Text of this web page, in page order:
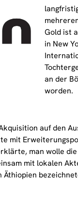
Gold ist
in New
an der
worden.
auf den
mit
man wolle
mit lokalen